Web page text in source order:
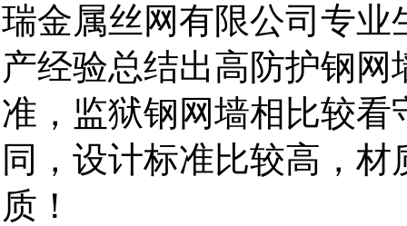
瑞金属丝网有限公司专
产经验总结出高防护钢
准，监狱钢网墙相比较
同，设计标准比较高，
质！